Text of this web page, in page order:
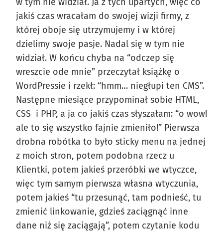
jakiś czas wracałam do swojej wizji firmy, z
której oboje się utrzymujemy i w której
dzielimy swoje pasje. Nadal się w tym nie
widział. W końcu chyba na “odczep się
wreszcie ode mnie” przeczytał książkę o
WordPressie i rzekł: “hmm… niegłupi ten CMS”.
Następne miesiące przypominał sobie HTML,
CSS i PHP, a ja co jakiś czas słyszałam: “o wow!
ale to się wszystko fajnie zmieniło!” Pierwsza
drobna robótka to było sticky menu na jednej
z moich stron, potem podobna rzecz u
Klientki, potem jakieś przeróbki we wtyczce,
więc tym samym pierwsza własna wtyczunia,
potem jakieś “tu przesunąć, tam podnieść, tu
zmienić linkowanie, gdzieś zaciągnąć inne
dane niż się zaciągają”, potem czytanie kodu